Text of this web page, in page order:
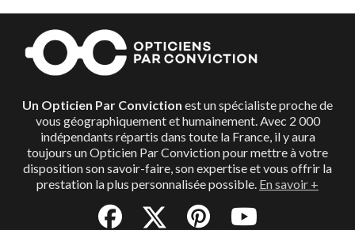
Un Opticien Par Conviction est un spécialiste proche de
vous géographiquement et humainement. Avec 2 000
indépendants répartis dans toute la France, il y aura
toujours un Opticien Par Conviction pour mettre à votre
disposition son savoir-faire, son expertise et vous offrir la
prestation la plus personnalisée possible. En savoir +